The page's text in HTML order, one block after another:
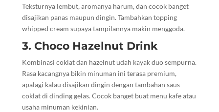
Teksturnya lembut, aromanya harum, dan cocok banget
disajikan panas maupun dingin. Tambahkan topping
whipped cream supaya tampilannya makin menggoda.
3. Choco Hazelnut Drink
Kombinasi coklat dan hazelnut udah kayak duo sempurna.
Rasa kacangnya bikin minuman ini terasa premium,
apalagi kalau disajikan dingin dengan tambahan saus
coklat di dinding gelas. Cocok banget buat menu kafe atau
usaha minuman kekinian.